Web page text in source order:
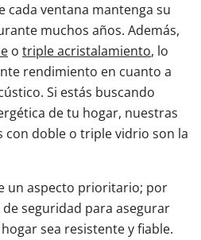
cada ventana mantenga su
muchos años. Además,
o triple acristalamiento, lo
rendimiento en cuanto a
Si estás buscando
de tu hogar, nuestras
con doble o triple vidrio son la
un aspecto prioritario; por
seguridad para asegurar
sea resistente y fiable.